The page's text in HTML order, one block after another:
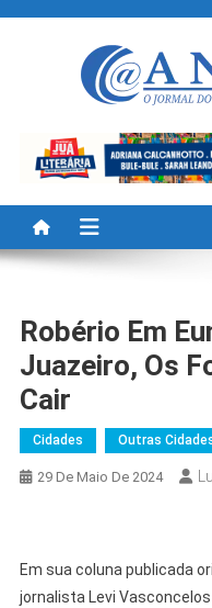
A Noticia
Robério Em
Juazeiro, Os
Cair
Cidades Outras
29 De Maio De 2024
Em sua coluna publicada
jornalista Levi